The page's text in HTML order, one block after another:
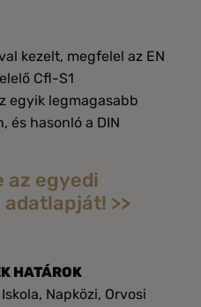
kezelt, megfelel az EN
Cfl-S1
egyik legmagasabb
és hasonló a DIN
az egyedi
>>
HATÁROK
Napközi, Orvosi